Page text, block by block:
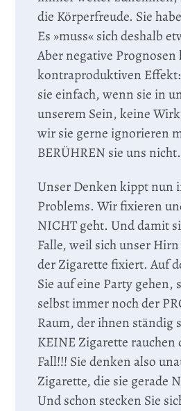
die Körperfreude. Sie
Es »muss« sich deshalb
Aber negative Prognosen
kontraproduktiven
sie einfach, wenn sie in
unserem Sein, keine
wir sie gerne ignorieren
BERÜHREN sie uns nicht.
Unser Denken kippt nun
Problems. Wir fixieren
NICHT geht. Und damit
Falle, weil sich unser
der Zigarette fixiert. Auf
Sie auf eine Party
selbst immer noch der
Raum, der ihnen ständig
KEINE Zigarette
Fall!!! Sie denken also
Zigarette, die sie gerade
Und schon stecken Sie